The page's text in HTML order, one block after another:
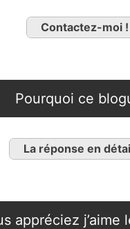
Contactez-moi !
Pourquoi ce
La réponse en
appréciez j’aime